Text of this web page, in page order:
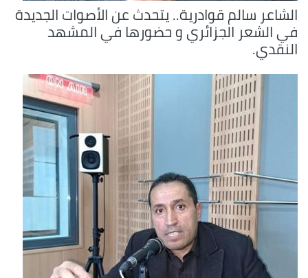
الشاعر سالم قوادرية.. يتحدث عن الأصوات الجديدة
في الشعر الجزائري و حضورها في المشهد
النقدي.